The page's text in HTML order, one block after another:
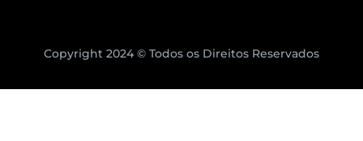
Copyright 2024 © Todos os Direitos Reservados